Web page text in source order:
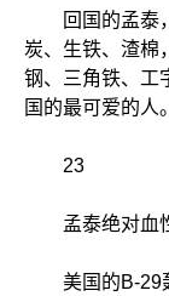
回国的孟泰，
炭、生铁、渣棉
钢、三角铁、工
国的最可爱的人。
23
孟泰绝对血
美国的B-29轰